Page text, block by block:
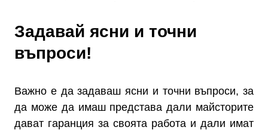
Задавай ясни и точни
въпроси!
Важно е да задаваш ясни и точни въпроси, за
да може да имаш представа дали майсторите
дават гаранция за своята работа и дали имат